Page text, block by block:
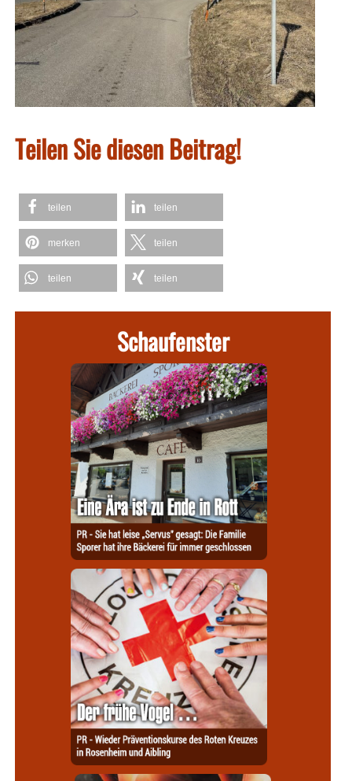
Teilen Sie diesen Beitrag!
teilen teilen
merken teilen
teilen teilen
Schaufenster